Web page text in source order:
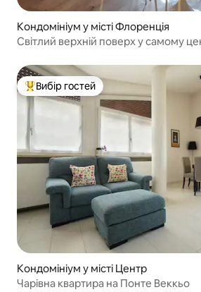
Кондомініум у місті Флоренція
Світлий верхній поверх у самому
Топ вибір гостей
Вибір гостей
Кондомініум у місті Центр
Чарівна квартира на Понте Веккьо